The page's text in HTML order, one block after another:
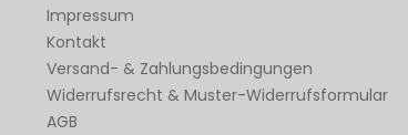
Impressum
Kontakt
Versand- & Zahlungsbedingungen
Widerrufsrecht & Muster-Widerrufsformular
AGB